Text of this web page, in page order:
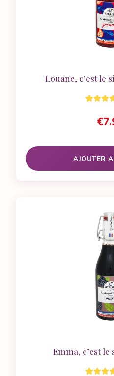
Louane, c’est le
5 basé
€
AJOUTER
Emma, c’est